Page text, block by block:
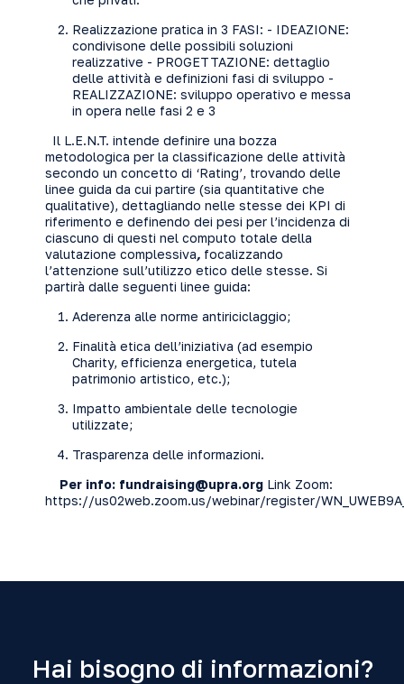
Realizzazione pratica in 3 FASI: - IDEAZIONE:
condivisone delle possibili soluzioni
realizzative - PROGETTAZIONE: dettaglio
delle attività e definizioni fasi di sviluppo -
REALIZZAZIONE: sviluppo operativo e messa
in opera nelle fasi 2 e 3
Il L.E.N.T. intende definire una bozza
metodologica per la classificazione delle attività
secondo un concetto di ‘Rating’, trovando delle
linee guida da cui partire (sia quantitative che
qualitative), dettagliando nelle stesse dei KPI di
riferimento e definendo dei pesi per l’incidenza di
ciascuno di questi nel computo totale della
valutazione complessiva, focalizzando
l’attenzione sull’utilizzo etico delle stesse. Si
partirà dalle seguenti linee guida:
Aderenza alle norme antiriciclaggio;
Finalità etica dell’iniziativa (ad esempio
Charity, efficienza energetica, tutela
patrimonio artistico, etc.);
Impatto ambientale delle tecnologie
utilizzate;
Trasparenza delle informazioni.
Per info: fundraising@upra.org Link Zoom:
https://us02web.zoom.us/webinar/register/
Hai bisogno di informazioni?